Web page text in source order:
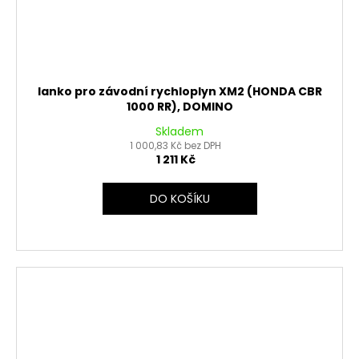
lanko pro závodní rychloplyn XM2 (HONDA CBR
1000 RR), DOMINO
Skladem
1 000,83 Kč bez DPH
1 211 Kč
DO KOŠÍKU